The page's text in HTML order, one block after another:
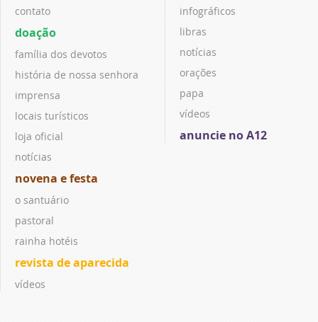
contato
doação
família dos devotos
história de nossa senhora
imprensa
locais turísticos
loja oficial
notícias
novena e festa
o santuário
pastoral
rainha hotéis
revista de aparecida
vídeos
infográficos
libras
notícias
orações
papa
vídeos
anuncie no A12